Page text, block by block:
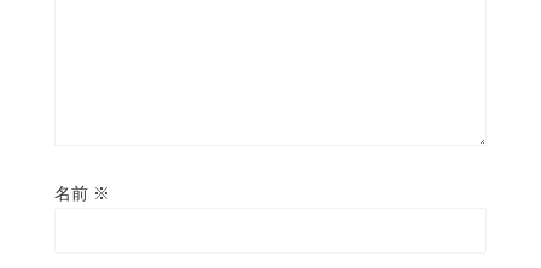
名前 ※